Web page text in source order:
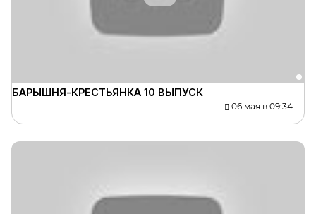
БАРЫШНЯ-КРЕСТЬЯНКА 10 ВЫПУСК
06 мая в 09:34